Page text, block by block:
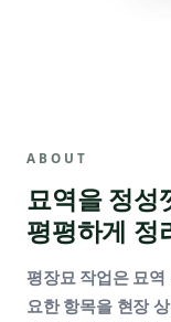
ABOUT
묘역을 정성
평평하게 정
평장묘 작업은 묘역
요한 항목을 현장